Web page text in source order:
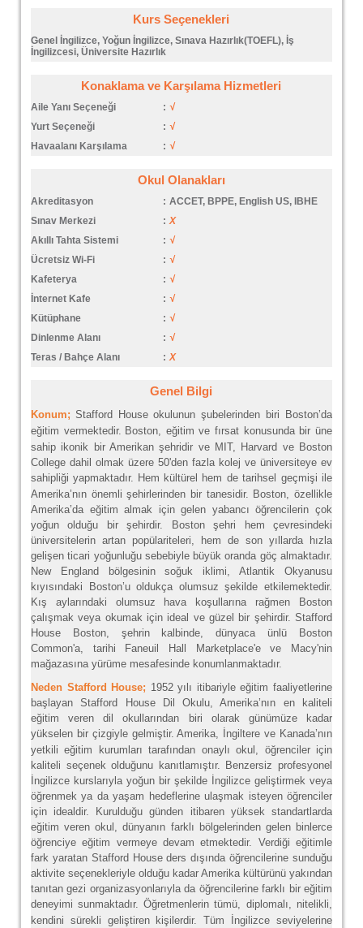
Kurs Seçenekleri
Genel İngilizce, Yoğun İngilizce, Sınava Hazırlık(TOEFL), İş
İngilizcesi, Üniversite Hazırlık
Konaklama ve Karşılama Hizmetleri
Aile Yanı Seçeneği : √
Yurt Seçeneği
: √
Havaalanı Karşılama
: √
Okul Olanakları
Akreditasyon : ACCET, BPPE, English US, IBHE
Sınav Merkezi
: X
Akıllı Tahta Sistemi
: √
Ücretsiz Wi-Fi
: √
Kafeterya
: √
İnternet Kafe
: √
Kütüphane
: √
Dinlenme Alanı
: √
Teras / Bahçe Alanı
: X
Genel Bilgi
Konum; Stafford House okulunun şubelerinden biri Boston’da
eğitim vermektedir. Boston, eğitim ve fırsat konusunda bir üne
sahip ikonik bir Amerikan şehridir ve MIT, Harvard ve Boston
College dahil olmak üzere 50'den fazla kolej ve üniversiteye ev
sahipliği yapmaktadır. Hem kültürel hem de tarihsel geçmişi ile
Amerika’nın önemli şehirlerinden bir tanesidir. Boston, özellikle
Amerika’da eğitim almak için gelen yabancı öğrencilerin çok
yoğun olduğu bir şehirdir. Boston şehri hem çevresindeki
üniversitelerin artan popülariteleri, hem de son yıllarda hızla
gelişen ticari yoğunluğu sebebiyle büyük oranda göç almaktadır.
New England bölgesinin soğuk iklimi, Atlantik Okyanusu
kıyısındaki Boston’u oldukça olumsuz şekilde etkilemektedir.
Kış aylarındaki olumsuz hava koşullarına rağmen Boston
çalışmak veya okumak için ideal ve güzel bir şehirdir. Stafford
House Boston, şehrin kalbinde, dünyaca ünlü Boston
Common'a, tarihi Faneuil Hall Marketplace'e ve Macy'nin
mağazasına yürüme mesafesinde konumlanmaktadır.
Neden Stafford House; 1952 yılı itibariyle eğitim faaliyetlerine
başlayan Stafford House Dil Okulu, Amerika’nın en kaliteli
eğitim veren dil okullarından biri olarak günümüze kadar
yükselen bir çizgiyle gelmiştir. Amerika, İngiltere ve Kanada’nın
yetkili eğitim kurumları tarafından onaylı okul, öğrenciler için
kaliteli seçenek olduğunu kanıtlamıştır. Benzersiz profesyonel
İngilizce kurslarıyla yoğun bir şekilde İngilizce geliştirmek veya
öğrenmek ya da yaşam hedeflerine ulaşmak isteyen öğrenciler
için idealdir. Kurulduğu günden itibaren yüksek standartlarda
eğitim veren okul, dünyanın farklı bölgelerinden gelen binlerce
öğrenciye eğitim vermeye devam etmektedir. Verdiği eğitimle
fark yaratan Stafford House ders dışında öğrencilerine sunduğu
aktivite seçenekleriyle olduğu kadar Amerika kültürünü yakından
tanıtan gezi organizasyonlarıyla da öğrencilerine farklı bir eğitim
deneyimi sunmaktadır. Öğretmenlerin tümü, diplomalı, nitelikli,
kendini sürekli geliştiren kişilerdir. Tüm İngilizce seviyelerine